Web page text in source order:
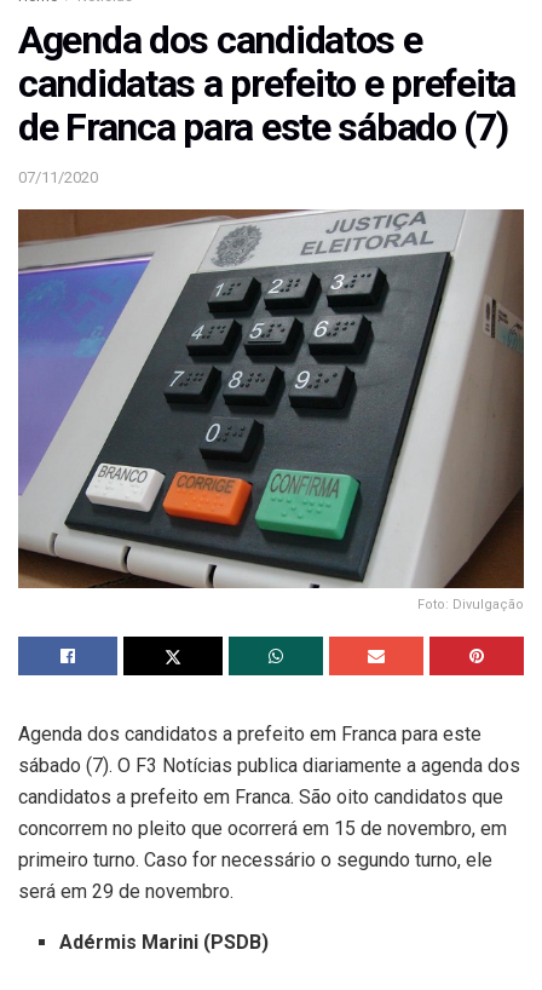
Agenda dos candidatos e
candidatas a prefeito e prefeita
de Franca para este sábado (7)
07/11/2020
Foto: Divulgação
Agenda dos candidatos a prefeito em Franca para este
sábado (7). O F3 Notícias publica diariamente a agenda dos
candidatos a prefeito em Franca. São oito candidatos que
concorrem no pleito que ocorrerá em 15 de novembro, em
primeiro turno. Caso for necessário o segundo turno, ele
será em 29 de novembro.
Adérmis Marini (PSDB)